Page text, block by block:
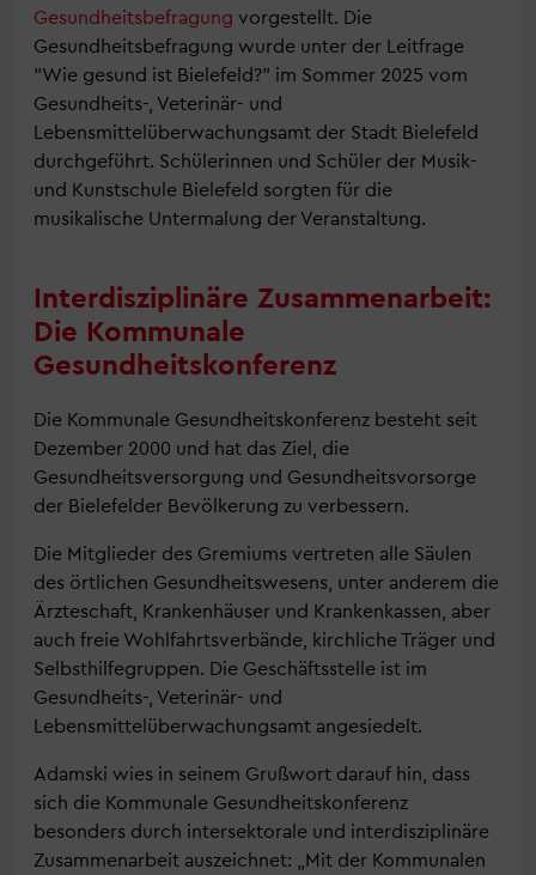
Gesundheitsbefragung vorgestellt. Die
Gesundheitsbefragung wurde unter der Leitfrage
"Wie gesund ist Bielefeld?" im Sommer 2025 vom
Gesundheits-, Veterinär- und
Lebensmittelüberwachungsamt der Stadt Bielefeld
durchgeführt. Schülerinnen und Schüler der Musik-
und Kunstschule Bielefeld sorgten für die
musikalische Untermalung der Veranstaltung.
Interdisziplinäre Zusammenarbeit:
Die Kommunale
Gesundheitskonferenz
Die Kommunale Gesundheitskonferenz besteht seit
Dezember 2000 und hat das Ziel, die
Gesundheitsversorgung und Gesundheitsvorsorge
der Bielefelder Bevölkerung zu verbessern.
Die Mitglieder des Gremiums vertreten alle Säulen
des örtlichen Gesundheitswesens, unter anderem die
Ärzteschaft, Krankenhäuser und Krankenkassen, aber
auch freie Wohlfahrtsverbände, kirchliche Träger und
Selbsthilfegruppen. Die Geschäftsstelle ist im
Gesundheits-, Veterinär- und
Lebensmittelüberwachungsamt angesiedelt.
Adamski wies in seinem Grußwort darauf hin, dass
sich die Kommunale Gesundheitskonferenz
besonders durch intersektorale und interdisziplinäre
Zusammenarbeit auszeichnet: „Mit der Kommunalen